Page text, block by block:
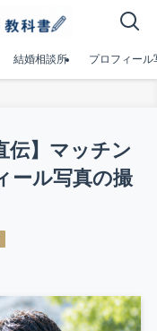
結婚相談所 プロフィール
伝】マッチン
ール写真の撮